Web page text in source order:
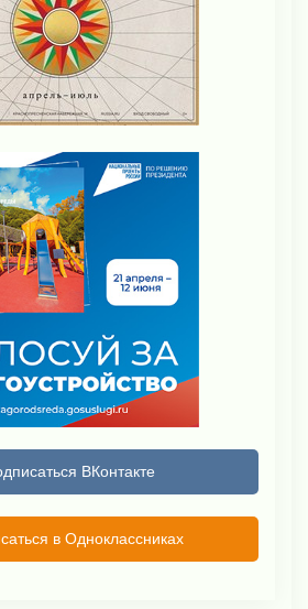
ВКонтакте
в Одноклассниках